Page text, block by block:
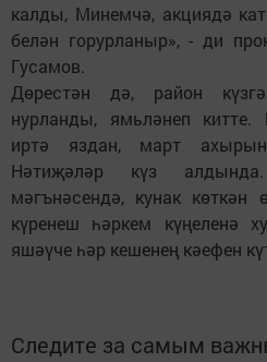
калды, Минемчә, акциядә
белән горурланыр», - ди
Гусамов.
Дөрестән дә, район
нурланды, ямьләнеп китте.
иртә яздан, март
Нәтиҗәләр күз
мәгънәсендә, кунак көткән
күренеш һәркем күңеленә
яшәүче һәр кешенең кәефен
Следите за самым